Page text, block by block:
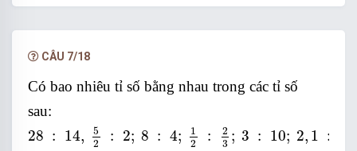
Đáp án A
CÂU 7/18
Có bao nhiêu tỉ số bằng nhau trong các tỉ số
sau:
28 : 14,
5
2
: 2; 8 : 4;
1
2
:
2
3 ; 3 : 10; 2, 1 :
28 14 2 8 4 2 2 : 10 1 : ; :